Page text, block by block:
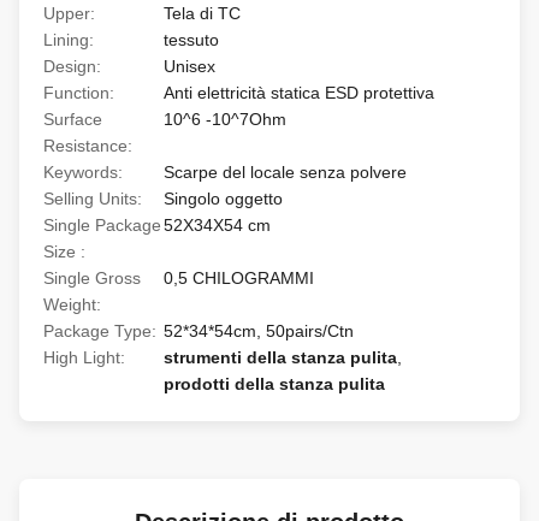
Upper:
Tela di TC
Lining:
tessuto
Design:
Unisex
Function:
Anti elettricità statica ESD protettiva
Surface
Resistance:
10^6 -10^7Ohm
Keywords:
Scarpe del locale senza polvere
Selling Units:
Singolo oggetto
Single Package
Size :
52X34X54 cm
Single Gross
Weight:
0,5 CHILOGRAMMI
Package Type: 52*34*54cm, 50pairs/Ctn
High Light:
strumenti della stanza pulita
prodotti della stanza pulita